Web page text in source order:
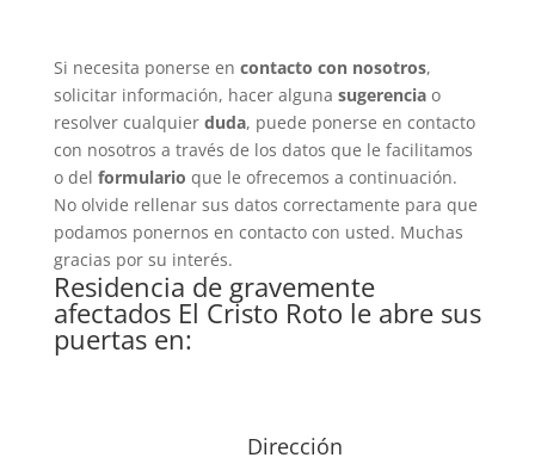
Si necesita ponerse en contacto con nosotros,
solicitar información, hacer alguna sugerenciao
resolver cualquier duda, puede ponerse en contacto
con nosotros a través de los datos que le facilitamos
o del formulario que le ofrecemos a continuación.
No olvide rellenar sus datos correctamente para que
podamos ponernos en contacto con usted. Muchas
gracias por su interés.
Residencia de gravemente
afectados El Cristo Roto le abre sus
puertas en:
Dirección